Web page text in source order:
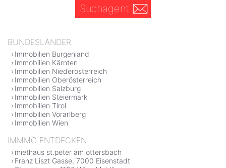
Suchagent
BUNDESLÄNDER
Immobilien Burgenland
Immobilien Kärnten
Immobilien Niederösterreich
Immobilien Oberösterreich
Immobilien Salzburg
Immobilien Steiermark
Immobilien Tirol
Immobilien Vorarlberg
Immobilien Wien
IMMMO ENTDECKEN
miethaus st.peter am ottersbach
Franz Liszt Gasse, 7000 Eisenstadt